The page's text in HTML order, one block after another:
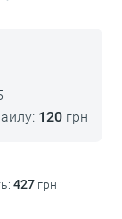
120 грн
427 грн